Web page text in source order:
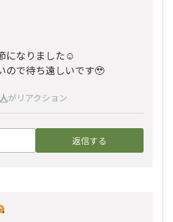
になりました☺️
ので待ち遠しいです🥹
がリアクション
返信する